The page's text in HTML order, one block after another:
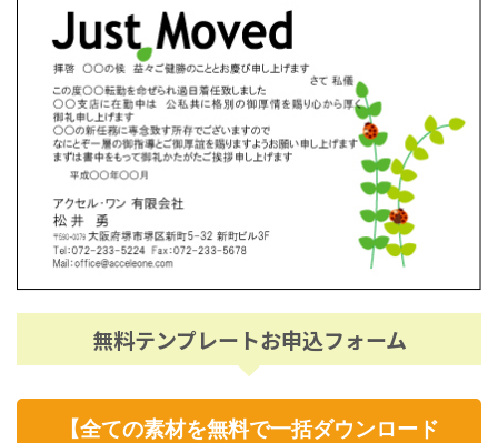
無料テンプレートお申込フォーム
【全ての素材を無料で一括ダウンロード